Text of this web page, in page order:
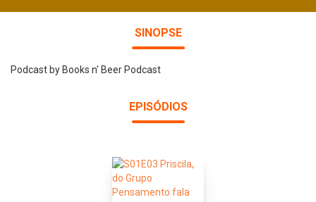
SINOPSE
Podcast by Books n' Beer Podcast
EPISÓDIOS